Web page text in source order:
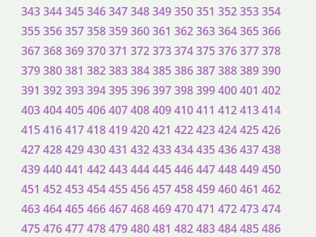
343344345346347348349350351 352353354
355356357358359360361 362363364365366
367368369370371 372373374375376377378
379380381 382383384385386387388389390
391 392393394395396397398399400401 402
403404405406407408409410411 412413414
415416417418419420421 422423424425426
427428429430431 432433434435436437438
439440441 442443444445446447448449450
451 452453454455456457458459460461 462
463464465466467468469470471 472473474
475476477478479480481 482483484485486